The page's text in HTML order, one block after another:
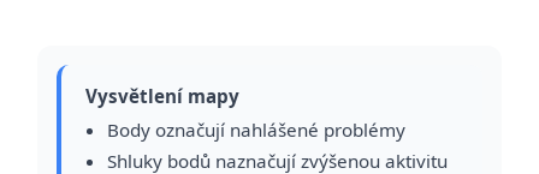
Vysvětlení mapy
Body označují nahlášené problémy
Shluky bodů naznačují zvýšenou aktivitu